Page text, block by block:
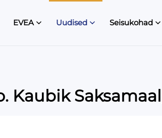
EVEA Uudised Seisukohad
Kaubik